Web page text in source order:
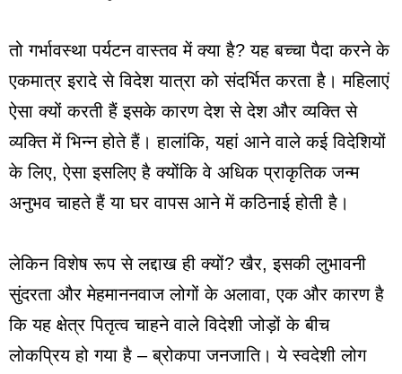
तो गर्भावस्था पर्यटन वास्तव में क्या है? यह बच्चा पैदा करने के
एकमात्र इरादे से विदेश यात्रा को संदर्भित करता है। महिलाएं
ऐसा क्यों करती हैं इसके कारण देश से देश और व्यक्ति से
व्यक्ति में भिन्न होते हैं। हालांकि, यहां आने वाले कई विदेशियों
के लिए, ऐसा इसलिए है क्योंकि वे अधिक प्राकृतिक जन्म
अनुभव चाहते हैं या घर वापस आने में कठिनाई होती है।
लेकिन विशेष रूप से लद्दाख ही क्यों? खैर, इसकी लुभावनी
सुंदरता और मेहमाननवाज लोगों के अलावा, एक और कारण है
कि यह क्षेत्र पितृत्व चाहने वाले विदेशी जोड़ों के बीच
लोकप्रिय हो गया है – ब्रोकपा जनजाति। ये स्वदेशी लोग